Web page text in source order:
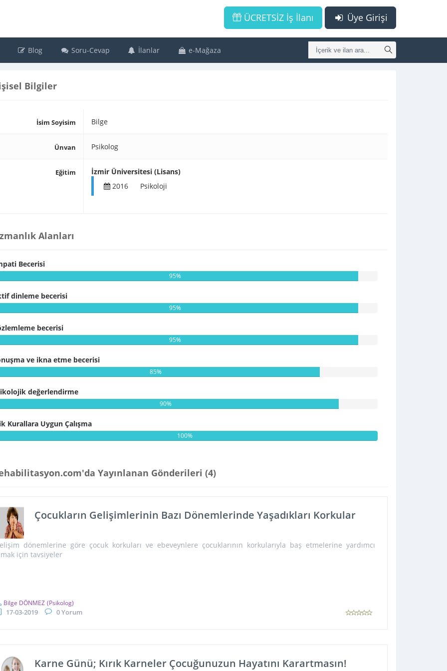
Üye Girişi
ÜCRETSİZ İş İlanı
Blog Soru-Cevap İlanlar e-Mağaza
Bilgiler
İsim Soyisim Bilge
Ünvan Psikolog
Eğitim
İzmir Üniversitesi (Lisans)
2016 Psikoloji
Alanları
Becerisi
95%
dinleme becerisi
95%
becerisi
95%
ve ikna etme becerisi
85%
değerlendirme
90%
Kurallara Uygun Çalışma
100%
Yayınlanan Gönderileri (4)
Çocukların Gelişimlerinin Bazı Dönemlerinde Yaşadıkları Korkular
dönemlerine göre çocuk korkuları ve ebeveynlere çocuklarının korkularıyla baş etmelerine yardımcı
için tavsiyeler
Bilge DÖNMEZ (Psikolog)
17-03-2019 0 Yorum
Karne Günü; Kırık Karneler Çocuğunuzun Hayatını Karartmasın!